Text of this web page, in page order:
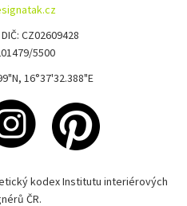
CZ02609428
5500
16°37'32.388"E
kodex Institutu interiérových
ČR.